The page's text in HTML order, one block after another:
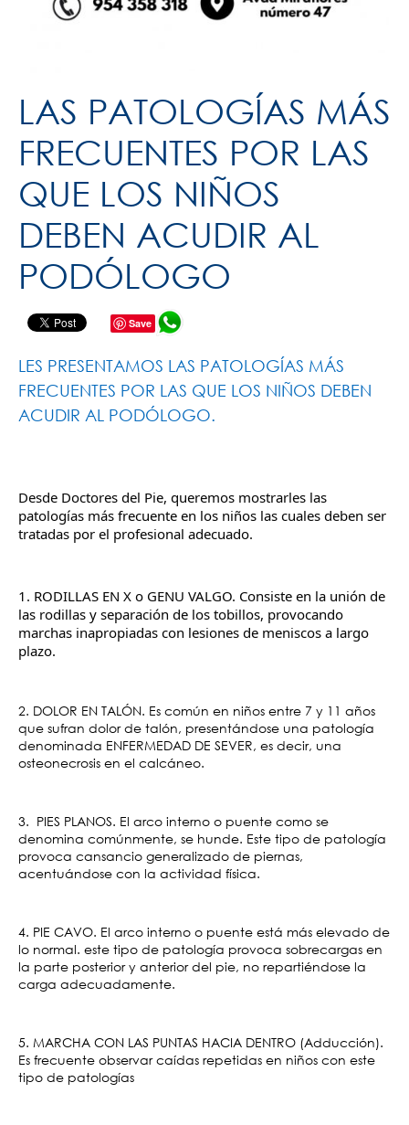
LAS PATOLOGÍAS MÁS
FRECUENTES POR LAS
QUE LOS NIÑOS
DEBEN ACUDIR AL
PODÓLOGO
Save
LES PRESENTAMOS LAS PATOLOGÍAS MÁS
FRECUENTES POR LAS QUE LOS NIÑOS DEBEN
ACUDIR AL PODÓLOGO.
Desde Doctores del Pie, queremos mostrarles las
patologías más frecuente en los niños las cuales deben ser
tratadas por el profesional adecuado.
1. RODILLAS EN X o GENU VALGO. Consiste en la unión de
las rodillas y separación de los tobillos, provocando
marchas inapropiadas con lesiones de meniscos a largo
plazo.
2. DOLOR EN TALÓN. Es común en niños entre 7 y 11 años
que sufran dolor de talón, presentándose una patología
denominada ENFERMEDAD DE SEVER, es decir, una
osteonecrosis en el calcáneo.
3.  PIES PLANOS. El arco interno o puente como se
denomina comúnmente, se hunde. Este tipo de patología
provoca cansancio generalizado de piernas,
acentuándose con la actividad física.
4. PIE CAVO. El arco interno o puente está más elevado de
lo normal. este tipo de patología provoca sobrecargas en
la parte posterior y anterior del pie, no repartiéndose la
carga adecuadamente.
5. MARCHA CON LAS PUNTAS HACIA DENTRO (Adducción).
Es frecuente observar caídas repetidas en niños con este
tipo de patologías